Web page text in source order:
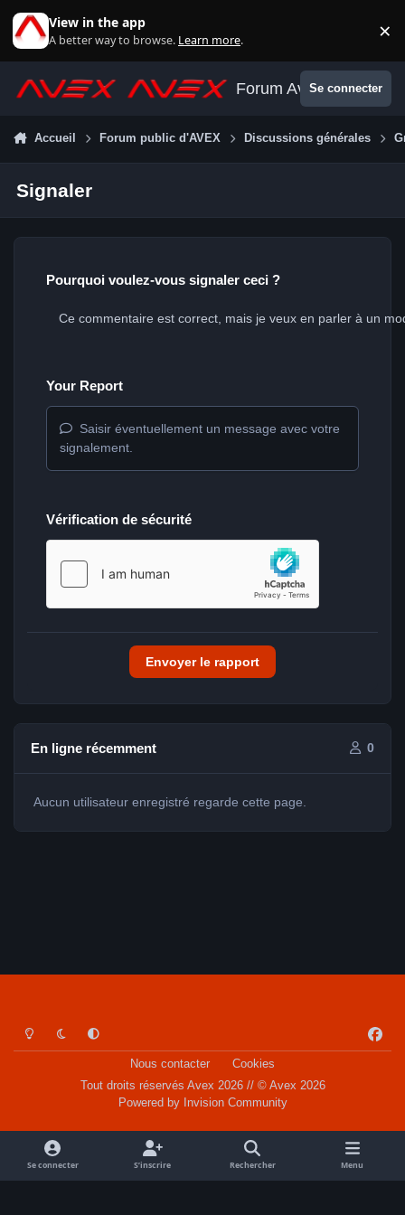
View in the app
A better way to browse. Learn more. ×
Forum AvexSe connecter
Accueil Forum public d'AVEX Discussions générales
Signaler
Pourquoi voulez-vous signaler ceci ?
Your Report
Saisir éventuellement un message avec votre
signalement.
Vérification de sécurité
Envoyer le rapport
En ligne récemment 0
Aucun utilisateur enregistré regarde cette page.
Light ModeDark ModeSystem Preference
a
o
k
Nous contacter
Cookies
Tout droits réservés Avex 2026 // © Avex 2026
Powered by Invision Community
Se connecter S’inscrire Rechercher Menu